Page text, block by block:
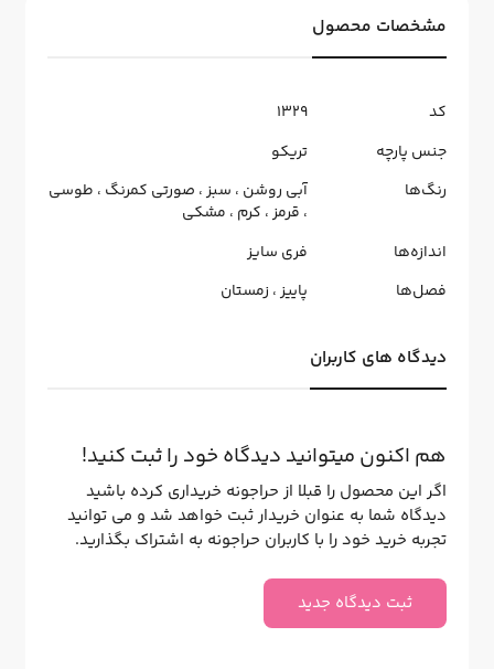
مشخصات محصول
کد
1329
جنس پارچه
تریکو
رنگ‌ها
آبی روشن ، سبز، صورتی کمرنگ ، طوسی
، قرمز، کرم ، مشکی
اندازه‌ها
فری سایز
فصل‌ها
پاییز، زمستان
دیدگاه های کاربران
هم اکنون میتوانید دیدگاه خود را ثبت کنید!
اگر این محصول را قبلا از حراجونه خریداری کرده باشید
دیدگاه شما به عنوان خریدار ثبت خواهد شد و می توانید
تجربه خرید خود را با کاربران حراجونه به اشتراک بگذارید.
ثبت دیدگاه جدید